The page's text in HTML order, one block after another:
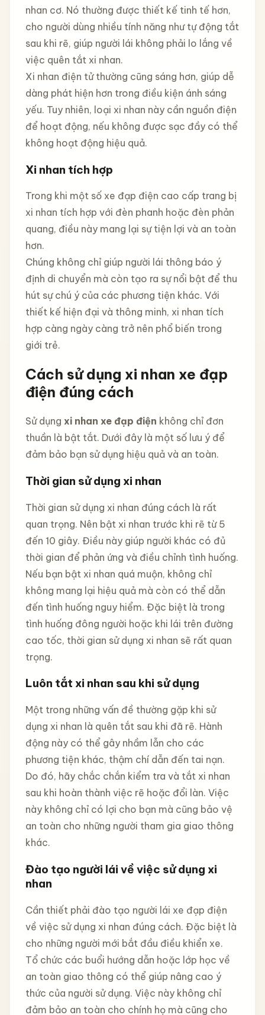
nhan cơ. Nó thường được thiết kế tinh tế hơn,
cho người dùng nhiều tính năng như tự động tắt
sau khi rẽ, giúp người lái không phải lo lắng về
việc quên tắt xi nhan.
Xi nhan điện tử thường cũng sáng hơn, giúp dễ
dàng phát hiện hơn trong điều kiện ánh sáng
yếu. Tuy nhiên, loại xi nhan này cần nguồn điện
để hoạt động, nếu không được sạc đầy có thể
không hoạt động hiệu quả.
Xi nhan tích hợp
Trong khi một số xe đạp điện cao cấp trang bị
xi nhan tích hợp với đèn phanh hoặc đèn phản
quang, điều này mang lại sự tiện lợi và an toàn
hơn.
Chúng không chỉ giúp người lái thông báo ý
định di chuyển mà còn tạo ra sự nổi bật để thu
hút sự chú ý của các phương tiện khác. Với
thiết kế hiện đại và thông minh, xi nhan tích
hợp càng ngày càng trở nên phổ biến trong
giới trẻ.
Cách sử dụng xi nhan xe đạp
điện đúng cách
Sử dụng xi nhan xe đạp điện không chỉ đơn
thuần là bật tắt. Dưới đây là một số lưu ý để
đảm bảo bạn sử dụng hiệu quả và an toàn.
Thời gian sử dụng xi nhan
Thời gian sử dụng xi nhan đúng cách là rất
quan trọng. Nên bật xi nhan trước khi rẽ từ 5
đến 10 giây. Điều này giúp người khác có đủ
thời gian để phản ứng và điều chỉnh tình huống.
Nếu bạn bật xi nhan quá muộn, không chỉ
không mang lại hiệu quả mà còn có thể dẫn
đến tình huống nguy hiểm. Đặc biệt là trong
tình huống đông người hoặc khi lái trên đường
cao tốc, thời gian sử dụng xi nhan sẽ rất quan
trọng.
Luôn tắt xi nhan sau khi sử dụng
Một trong những vấn đề thường gặp khi sử
dụng xi nhan là quên tắt sau khi đã rẽ. Hành
động này có thể gây nhầm lẫn cho các
phương tiện khác, thậm chí dẫn đến tai nạn.
Do đó, hãy chắc chắn kiểm tra và tắt xi nhan
sau khi hoàn thành việc rẽ hoặc đổi làn. Việc
này không chỉ có lợi cho bạn mà cũng bảo vệ
an toàn cho những người tham gia giao thông
khác.
Đào tạo người lái về việc sử dụng xi
nhan
Cần thiết phải đào tạo người lái xe đạp điện
về việc sử dụng xi nhan đúng cách. Đặc biệt là
cho những người mới bắt đầu điều khiển xe.
Tổ chức các buổi hướng dẫn hoặc lớp học về
an toàn giao thông có thể giúp nâng cao ý
thức của người sử dụng. Việc này không chỉ
đảm bảo an toàn cho chính họ mà cũng cho